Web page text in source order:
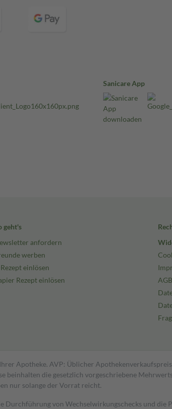
Sanicare App
geht's
anfordern
werben
einlösen
Rezept einlösen
AGB
Apotheke. AVP: Üblicher
die gesetzlich vorgeschriebene
nur solange der Vorrat reicht.
von Wechselwirkungschecks und die